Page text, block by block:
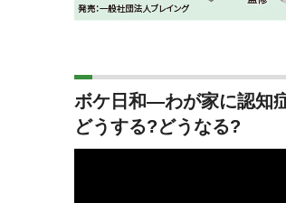
ボケ日和―わが家に認知
どうする?どうなる?